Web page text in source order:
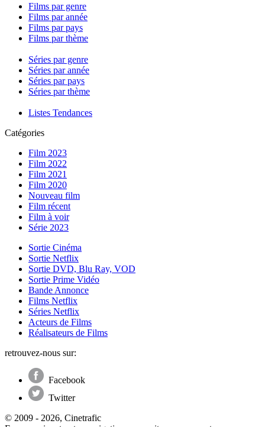
Films par genre
Films par année
Films par pays
Films par thème
Séries par genre
Séries par année
Séries par pays
Séries par thème
Listes Tendances
Catégories
Film 2023
Film 2022
Film 2021
Film 2020
Nouveau film
Film récent
Film à voir
Série 2023
Sortie Cinéma
Sortie Netflix
Sortie DVD, Blu Ray, VOD
Sortie Prime Vidéo
Bande Annonce
Films Netflix
Séries Netflix
Acteurs de Films
Réalisateurs de Films
retrouvez-nous sur:
Facebook
Twitter
© 2009 - 2026, Cinetrafic